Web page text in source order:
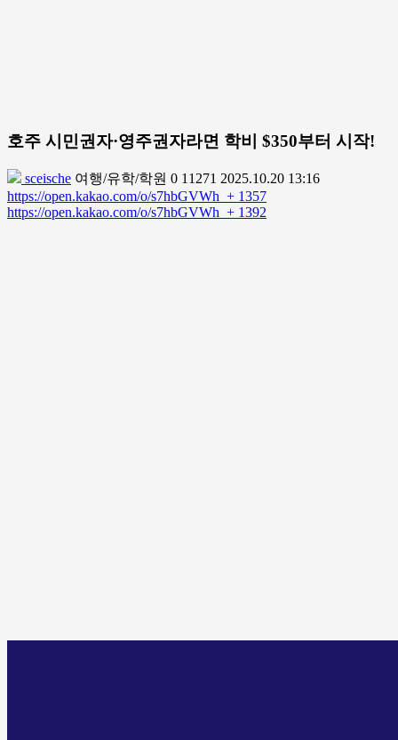
호주 시민권자·영주권자라면 학비 $350부터 시작!
sceische 여행/유학/학원 0 11271 2025.10.20 13:16
https://open.kakao.com/o/s7hbGVWh + 1357
https://open.kakao.com/o/s7hbGVWh + 1392